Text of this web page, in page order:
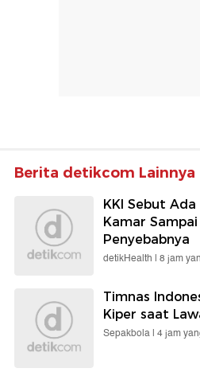
Berita detikcom Lainnya
KKI Sebut Ada
Kamar
Penyebabnya
detikHealth | 8 jam
Timnas
Kiper saat
Sepakbola | 4 jam